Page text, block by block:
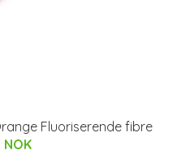
Fluoriserende fibre
NOK